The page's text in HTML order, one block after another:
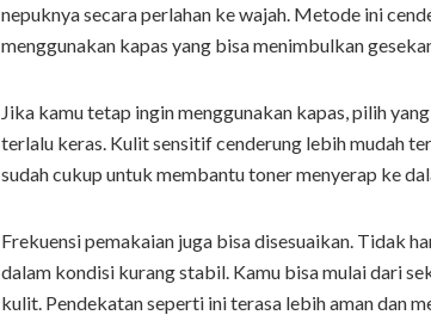
nepuknya secara perlahan ke wajah. Metode ini
menggunakan kapas yang bisa menimbulkan
Jika kamu tetap ingin menggunakan kapas, pilih
terlalu keras. Kulit sensitif cenderung lebih mudah
sudah cukup untuk membantu toner menyerap ke
Frekuensi pemakaian juga bisa disesuaikan. Tidak
dalam kondisi kurang stabil. Kamu bisa mulai dari
kulit. Pendekatan seperti ini terasa lebih aman dan